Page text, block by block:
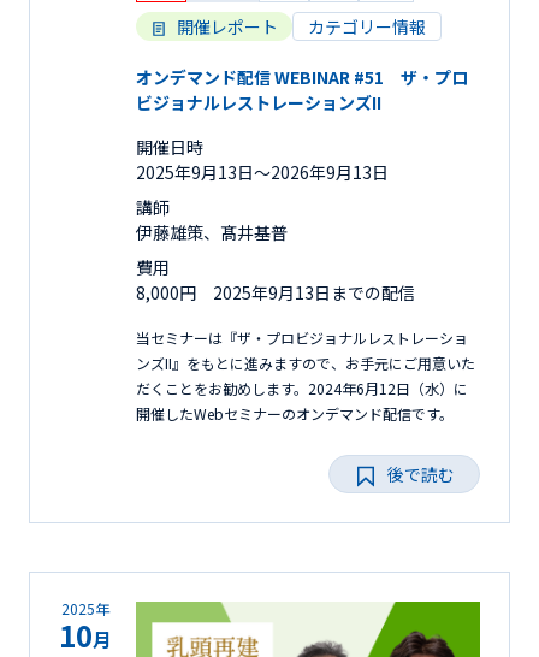
開催レポート カテゴリー情報
オンデマンド配信 WEBINAR #51 ザ・プロ
ビジョナルレストレーションズII
開催日時
2025年9月13日〜2026年9月13日
講師
伊藤雄策、髙井基普
費用
8,000円 2025年9月13日までの配信
当セミナーは『ザ・プロビジョナルレストレーショ
ンズII』をもとに進みますので、お手元にご用意いた
だくことをお勧めします。2024年6月12日（水）に
開催したWebセミナーのオンデマンド配信です。
後で読む
2025年
10月